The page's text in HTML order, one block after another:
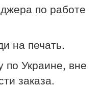
по работе
на печать.
по Украине, вне
заказа.